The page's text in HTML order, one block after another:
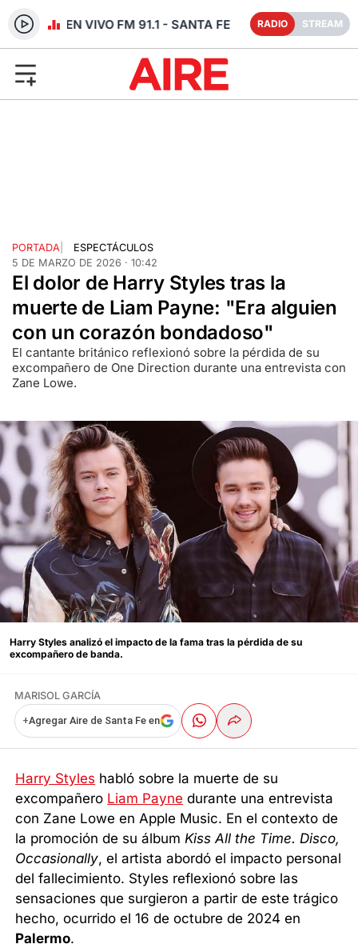
RADIO EN VIVO FM 91.1 - SANTA FE RADIO STREAM
PORTADA
ESPECTÁCULOS
5 DE MARZO DE 2026 · 10:42
El dolor de Harry Styles tras la
muerte de Liam Payne: "Era alguien
con un corazón bondadoso"
El cantante británico reflexionó sobre la pérdida de su
excompañero de One Direction durante una entrevista con
Zane Lowe.
Harry Styles analizó el impacto de la fama tras la pérdida de su
excompañero de banda.
MARISOL GARCÍA
+Agregar Aire de Santa Fe en
Harry Styles habló sobre la muerte de su
excompañero Liam Payne durante una entrevista
con Zane Lowe en Apple Music. En el contexto de
la promoción de su álbumKiss All the Time. Disco,
Occasionally, el artista abordó el impacto personal
del fallecimiento. Styles reflexionó sobre las
sensaciones que surgieron a partir de este trágico
hecho, ocurrido el 16 de octubre de 2024 en
Palermo.